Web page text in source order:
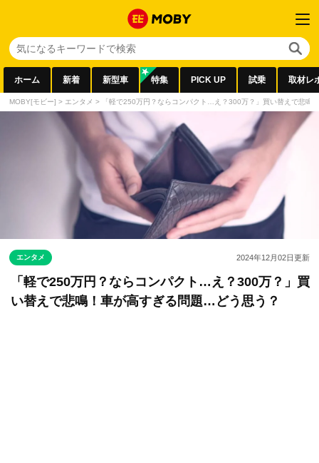
ホーム 新着 新型車 特集 PICK UP 試乗 取材レ
MOBY[モビー] > エンタメ > 「軽で250万円？ならコンパクト…え？300万？」買い替えで悲鳴
エンタメ 2024年12月02日更新
「軽で250万円？ならコンパクト…え？300万？」買
い替えで悲鳴！車が高すぎる問題…どう思う？